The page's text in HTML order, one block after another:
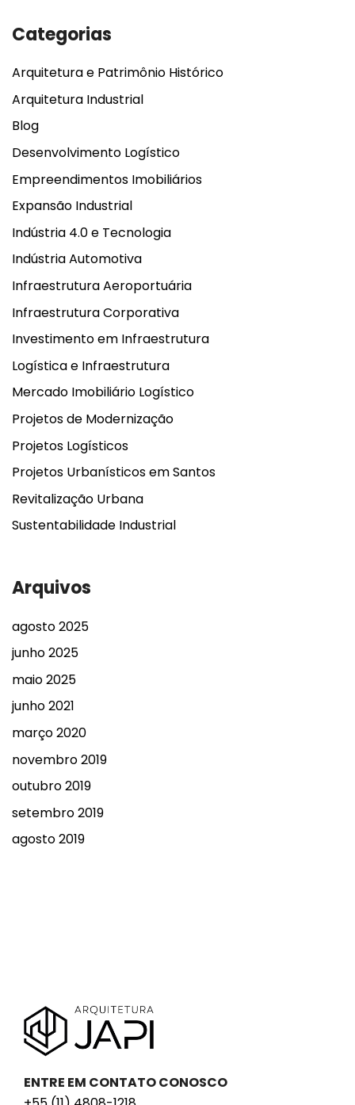
Categorias
Arquitetura e Patrimônio Histórico
Arquitetura Industrial
Blog
Desenvolvimento Logístico
Empreendimentos Imobiliários
Expansão Industrial
Indústria 4.0 e Tecnologia
Indústria Automotiva
Infraestrutura Aeroportuária
Infraestrutura Corporativa
Investimento em Infraestrutura
Logística e Infraestrutura
Mercado Imobiliário Logístico
Projetos de Modernização
Projetos Logísticos
Projetos Urbanísticos em Santos
Revitalização Urbana
Sustentabilidade Industrial
Arquivos
agosto 2025
junho 2025
maio 2025
junho 2021
março 2020
novembro 2019
outubro 2019
setembro 2019
agosto 2019
ENTRE EM CONTATO CONOSCO